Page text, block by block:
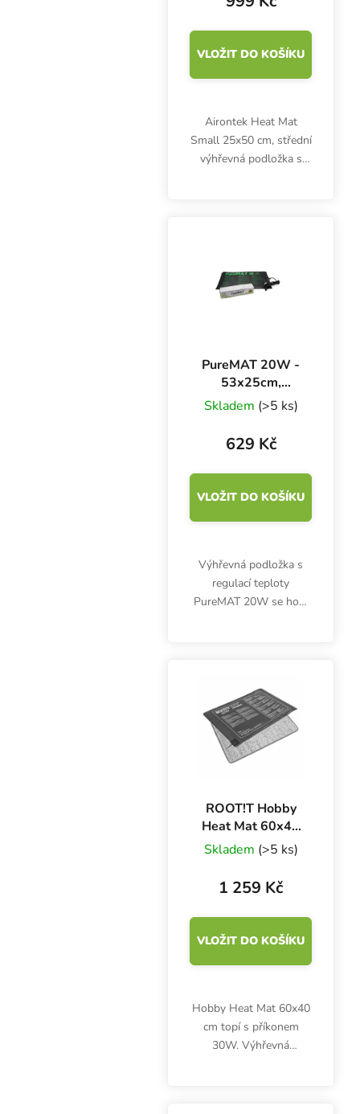
VLOŽIT DO KOŠÍKU
Airontek Heat Mat
Small 25x50 cm, střední
výhřevná podložka s
PureMAT 20W -
53x25cm,
výhřevná podložka
s regulací výkonu
Skladem (>5 ks)
629 Kč
VLOŽIT DO KOŠÍKU
Výhřevná podložka s
regulací teploty
PureMAT 20W se hodí
rovnoměrně zahřívá
plochu 53x25 cm.
ROOT!T Hobby
Heat Mat 60x40
cm, střední
výhřevná podložka
s izolací
Skladem (>5 ks)
1 259 Kč
VLOŽIT DO KOŠÍKU
Hobby Heat Mat 60x40
cm topí s příkonem
30W. Výhřevná